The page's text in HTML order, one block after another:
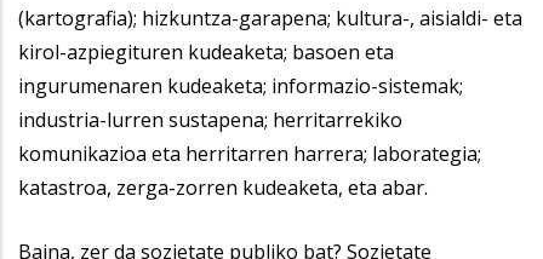
(kartografia); hizkuntza-garapena; kultura-, aisialdi- eta
kirol-azpiegituren kudeaketa; basoen eta
ingurumenaren kudeaketa; informazio-sistemak;
industria-lurren sustapena; herritarrekiko
komunikazioa eta herritarren harrera; laborategia;
katastroa, zerga-zorren kudeaketa, eta abar.
Baina, zer da sozietate publiko bat? Sozietate